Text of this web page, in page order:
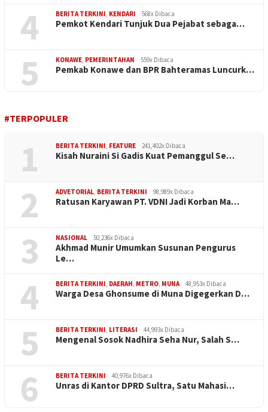
4
BERITA TERKINI, KENDARI 568x Dibaca
Pemkot Kendari Tunjuk Dua Pejabat sebaga…
5 KONAWE, PEMERINTAHAN 559x Dibaca
Pemkab Konawe dan BPR Bahteramas Luncurk…
#TERPOPULER
1 BERITA TERKINI, FEATURE 241,402x Dibaca
Kisah Nuraini Si Gadis Kuat Pemanggul Se…
2 ADVETORIAL, BERITA TERKINI 98,989x Dibaca
Ratusan Karyawan PT. VDNI Jadi Korban Ma…
3 NASIONAL 50,236x Dibaca
Akhmad Munir Umumkan Susunan Pengurus
Le…
4 BERITA TERKINI, DAERAH, METRO, MUNA 48,953x Dibaca
Warga Desa Ghonsume di Muna Digegerkan D…
5 BERITA TERKINI, LITERASI 44,993x Dibaca
Mengenal Sosok Nadhira Seha Nur, Salah S…
6 BERITA TERKINI 40,976x Dibaca
Unras di Kantor DPRD Sultra, Satu Mahasi…